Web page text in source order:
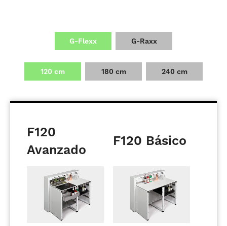
G-Flexx G-Raxx
120 cm 180 cm 240 cm
F120
Avanzado
F120 Básico